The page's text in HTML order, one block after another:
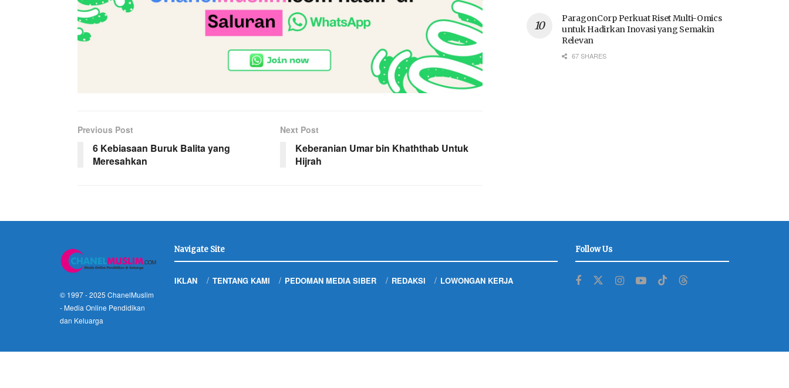
Previous Post
6 Kebiasaan Buruk Balita yang
Meresahkan
Next Post
Keberanian Umar bin Khaththab Untuk
Hijrah
ParagonCorp Perkuat Riset Multi-Omics
untuk Hadirkan Inovasi yang Semakin
Relevan
67 SHARES
© 1997 - 2025 ChanelMuslim
- Media Online Pendidikan
dan Keluarga
Navigate Site
IKLAN TENTANG KAMI PEDOMAN MEDIA SIBER REDAKSI LOWONGAN KERJA
Follow Us